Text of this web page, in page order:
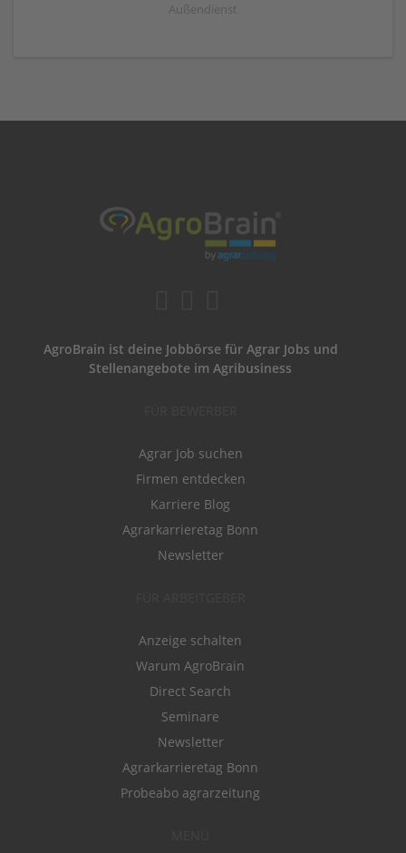
Außendienst
AgroBrain ist deine Jobbörse für Agrar Jobs und
Stellenangebote im Agribusiness
Agrar Job suchen
Firmen entdecken
Karriere Blog
Agrarkarrieretag Bonn
Newsletter
Anzeige schalten
Warum AgroBrain
Direct Search
Seminare
Newsletter
Agrarkarrieretag Bonn
Probeabo agrarzeitung